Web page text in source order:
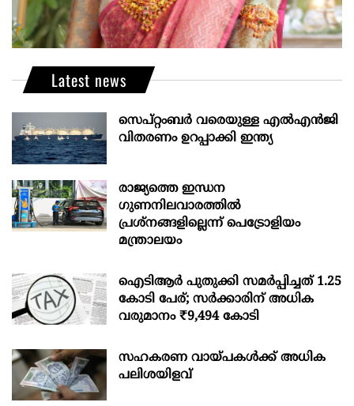
Latest news
സെപ്റ്റംബർ വരെയുള്ള എൽഎൻജി
വിതരണം ഉറപ്പാക്കി ഇന്ത്യ
രാജ്യത്തെ ഇന്ധന
ഗുണനിലവാരത്തില്‍
പ്രശ്‌നങ്ങളില്ലെന്ന് പെട്രോളിയം
മന്ത്രാലയം
ഐടിആര്‍ പുതുക്കി സമർപ്പിച്ചത് 1.25
കോടി പേര്; സർക്കാരിന് അധിക
വരുമാനം ₹9,494 കോടി
സഹകരണ വായ്പകള്‍ക്ക് അധിക
പലിശയിളവ്